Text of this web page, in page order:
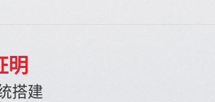
明
搭建